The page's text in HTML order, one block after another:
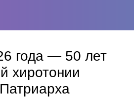
года — 50 лет
хиротонии